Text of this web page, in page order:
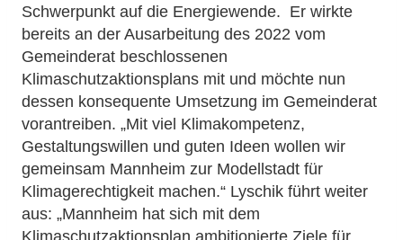
Schwerpunkt auf die Energiewende. Er wirkte
bereits an der Ausarbeitung des 2022 vom
Gemeinderat beschlossenen
Klimaschutzaktionsplans mit und möchte nun
dessen konsequente Umsetzung im Gemeinderat
vorantreiben. „Mit viel Klimakompetenz,
Gestaltungswillen und guten Ideen wollen wir
gemeinsam Mannheim zur Modellstadt für
Klimagerechtigkeit machen.“ Lyschik führt weiter
aus: „Mannheim hat sich mit dem